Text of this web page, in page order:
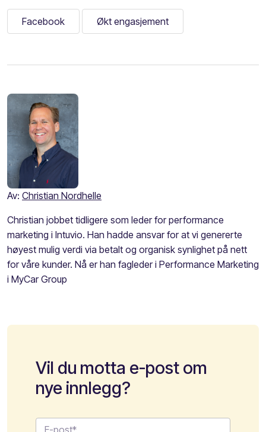
Facebook Økt engasjement
Av: Christian Nordhelle
Christian jobbet tidligere som leder for performance
marketing i Intuvio. Han hadde ansvar for at vi genererte
høyest mulig verdi via betalt og organisk synlighet på nett
for våre kunder. Nå er han fagleder i Performance Marketing
i MyCar Group
Vil du motta e-post om
nye innlegg?